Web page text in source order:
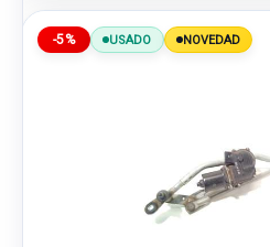
-5% USADO NOVEDAD